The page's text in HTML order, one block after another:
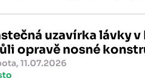
pro procházky, aktivní
a vytvoří další atraktivní
i návštěvníky Náchoda.
uzavírka lávky v
opravě nosné
11.07.2026